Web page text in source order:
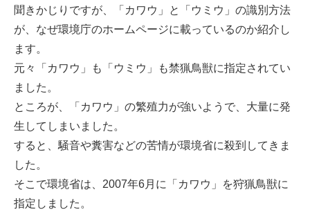
聞きかじりですが、「カワウ」と「ウミウ」の識別方法
が、なぜ環境庁のホームページに載っているのか紹介し
ます。
元々「カワウ」も「ウミウ」も禁猟鳥獣に指定されてい
ました。
ところが、「カワウ」の繁殖力が強いようで、大量に発
生してしまいました。
すると、騒音や糞害などの苦情が環境省に殺到してきま
した。
そこで環境省は、2007年6月に「カワウ」を狩猟鳥獣に
指定しました。